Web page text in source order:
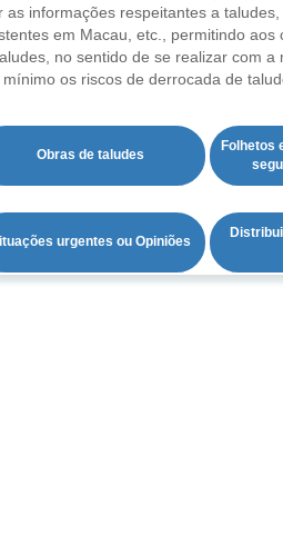
informações respeitantes a
em Macau, etc., permitindo
no sentido de se realizar com
os riscos de derrocada de
Obras de taludes
Folhetos
urgentes ou Opiniões